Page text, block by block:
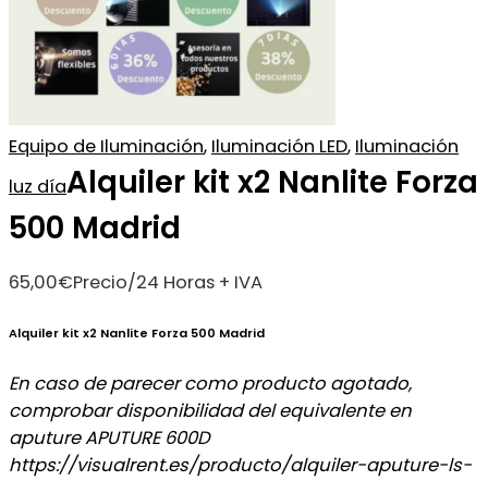
Equipo de Iluminación, Iluminación LED, Iluminación
luz díaAlquiler kit x2 Nanlite Forza
500 Madrid
65,00€Precio/24 Horas + IVA
Alquiler kit x2 Nanlite Forza 500 Madrid
En caso de parecer como producto agotado,
comprobar disponibilidad del equivalente en
aputure APUTURE 600D
https://visualrent.es/producto/alquiler-aputure-ls-